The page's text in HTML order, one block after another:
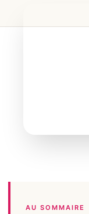
AU SOMMAIRE